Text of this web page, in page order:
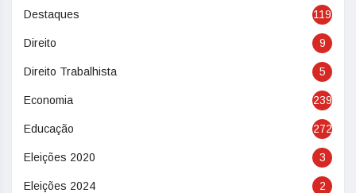
Destaques 119
Direito 9
Direito Trabalhista 5
Economia 239
Educação 272
Eleições 2020 3
Eleições 2024 2